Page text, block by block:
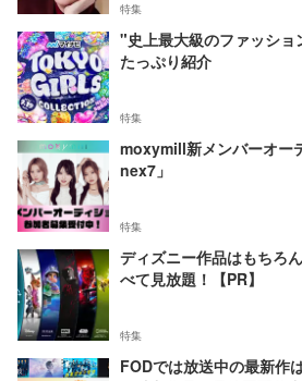
特集
"史上最大級のファッシ
たっぷり紹介
特集
moxymill新メンバーオー
nex7」
特集
ディズニー作品はもちろ
べて見放題！【PR】
特集
FODでは放送中の最新作